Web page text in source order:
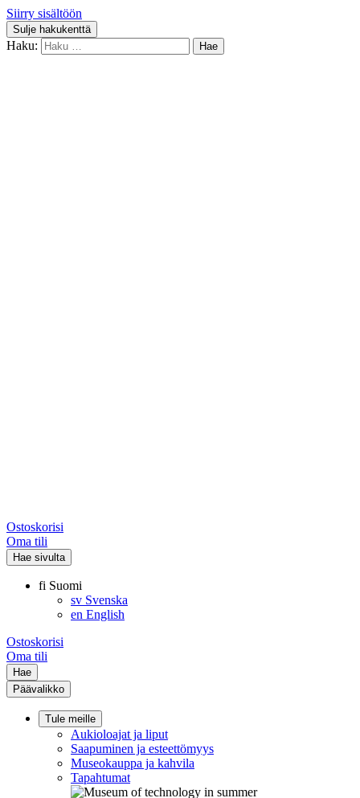
Siirry sisältöön
Sulje hakukenttä
Haku:
Ostoskorisi
Oma tili
Hae sivulta
fi Suomi
sv Svenska
en English
Ostoskorisi
Oma tili
Hae
Päävalikko
Tule meille
Aukioloajat ja liput
Saapuminen ja esteettömyys
Museokauppa ja kahvila
Tapahtumat